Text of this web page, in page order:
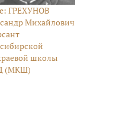
ГРЕХУНОВ
Михайлович
школы
(МКШ)